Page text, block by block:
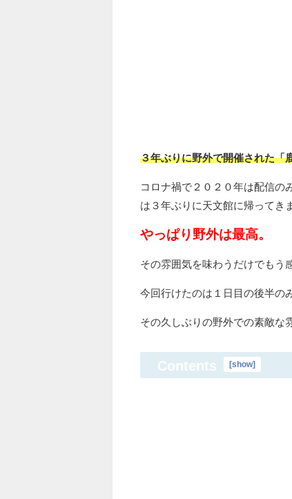
３年ぶりに野外で開催された「
コロナ禍で２０２０年は配信の
は３年ぶりに天文館に帰ってき
やっぱり野外は最高。
その雰囲気を味わうだけでもう
今回行けたのは１日目の後半の
その久しぶりの野外での素敵な
Contents [show]